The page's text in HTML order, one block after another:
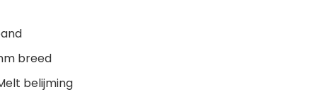
breed
belijming